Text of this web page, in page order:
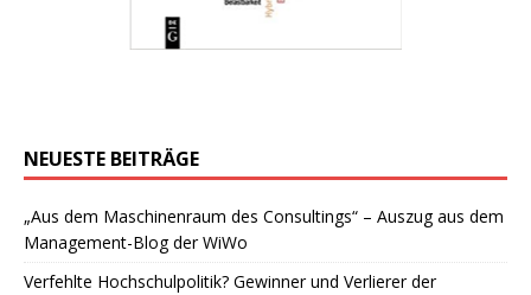
NEUESTE BEITRÄGE
„Aus dem Maschinenraum des Consultings“ – Auszug aus dem
Management-Blog der WiWo
Verfehlte Hochschulpolitik? Gewinner und Verlierer der